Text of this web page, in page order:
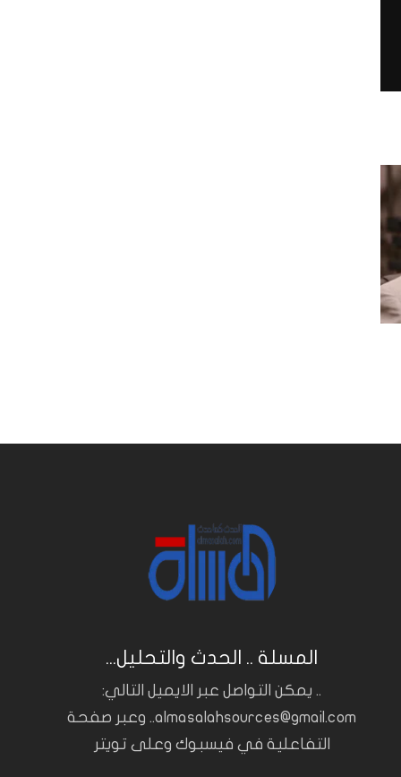
المسلة .. الحدث والتحليل...
.. يمكن التواصل عبر الايميل التالي:
almasalahsources@gmail.com.. وعبر صفحة
التفاعلية في فيسبوك وعلى تويتر